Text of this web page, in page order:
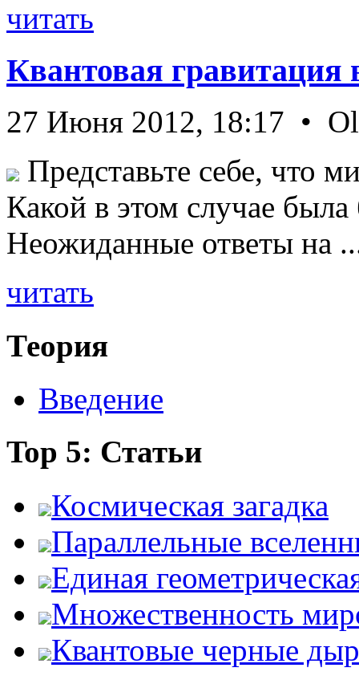
читать
Квантовая гравитация
27 Июня 2012, 18:17 •
Представьте себе, что
Какой в этом случае
Неожиданные ответы на
читать
Теория
Введение
Top 5: Статьи
Космическая загадка
Параллельные
Единая
Множественность
Квантовые черные